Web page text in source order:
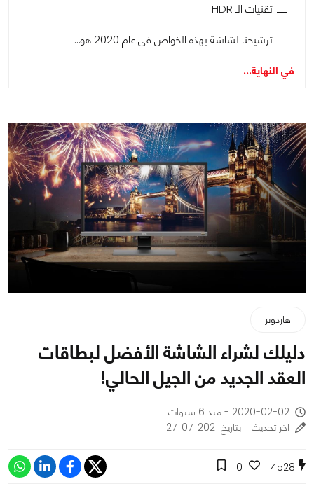
تقنيات الـ HDR
ترشيحنا لشاشة بهذه الخواص في عام 2020 هو…
في النهاية...
هاردوير
دليلك لشراء الشاشة الأفضل لبطاقات
العقد الجديد من الجيل الحالي!
2020-02-02 - منذ 6 سنوات
اخر تحديث - بتاريخ 2021-07-27
4528
0